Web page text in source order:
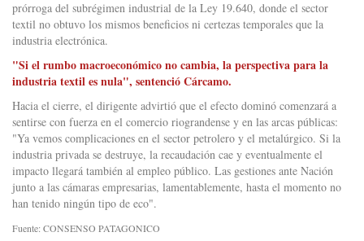
prórroga del subrégimen industrial de la Ley 19.640, donde el sector
textil no obtuvo los mismos beneficios ni certezas temporales que la
industria electrónica.
"Si el rumbo macroeconómico no cambia, la perspectiva para la
industria textil es nula", sentenció Cárcamo.
Hacia el cierre, el dirigente advirtió que el efecto dominó comenzará a
sentirse con fuerza en el comercio riograndense y en las arcas públicas:
"Ya vemos complicaciones en el sector petrolero y el metalúrgico. Si la
industria privada se destruye, la recaudación cae y eventualmente el
impacto llegará también al empleo público. Las gestiones ante Nación
junto a las cámaras empresarias, lamentablemente, hasta el momento no
han tenido ningún tipo de eco".
Fuente: CONSENSO PATAGONICO